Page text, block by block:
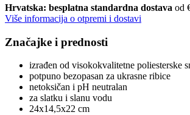
Hrvatska: besplatna standardna dostava od
Više informacija o otpremi i dostavi
Značajke i prednosti
izrađen od visokokvalitetne poliesterske
potpuno bezopasan za ukrasne ribice
netoksičan i pH neutralan
za slatku i slanu vodu
24x14,5x22 cm